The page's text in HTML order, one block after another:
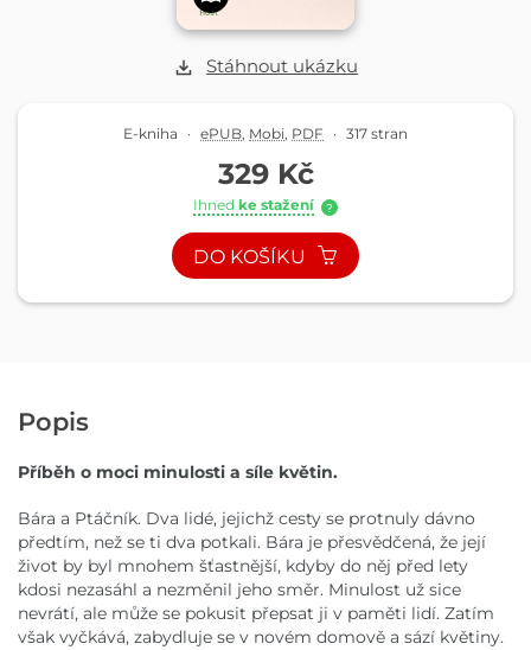
Stáhnout ukázku
E-kniha · ePUB Mobi PDF · 317 stran
329 Kč
Ihned ke stažení ?
DO KOŠÍKU
Popis
Příběh o moci minulosti a síle květin.
Bára a Ptáčník. Dva lidé, jejichž cesty se protnuly dávno
předtím, než se ti dva potkali. Bára je přesvědčená, že její
život by byl mnohem šťastnější, kdyby do něj před lety
kdosi nezasáhl a nezměnil jeho směr. Minulost už sice
nevrátí, ale může se pokusit přepsat ji v paměti lidí. Zatím
však vyčkává, zabydluje se v novém domově a sází květiny.